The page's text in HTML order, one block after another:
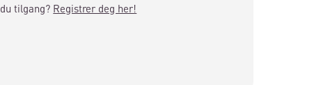
tilgang? Registrer deg her!